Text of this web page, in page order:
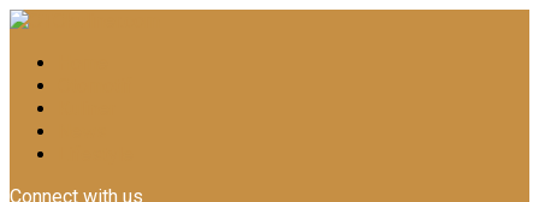
Connect with us